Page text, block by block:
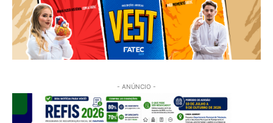
- ANÚNCIO -